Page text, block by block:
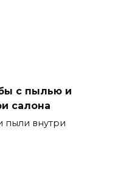
с пылью и
салона
пыли внутри